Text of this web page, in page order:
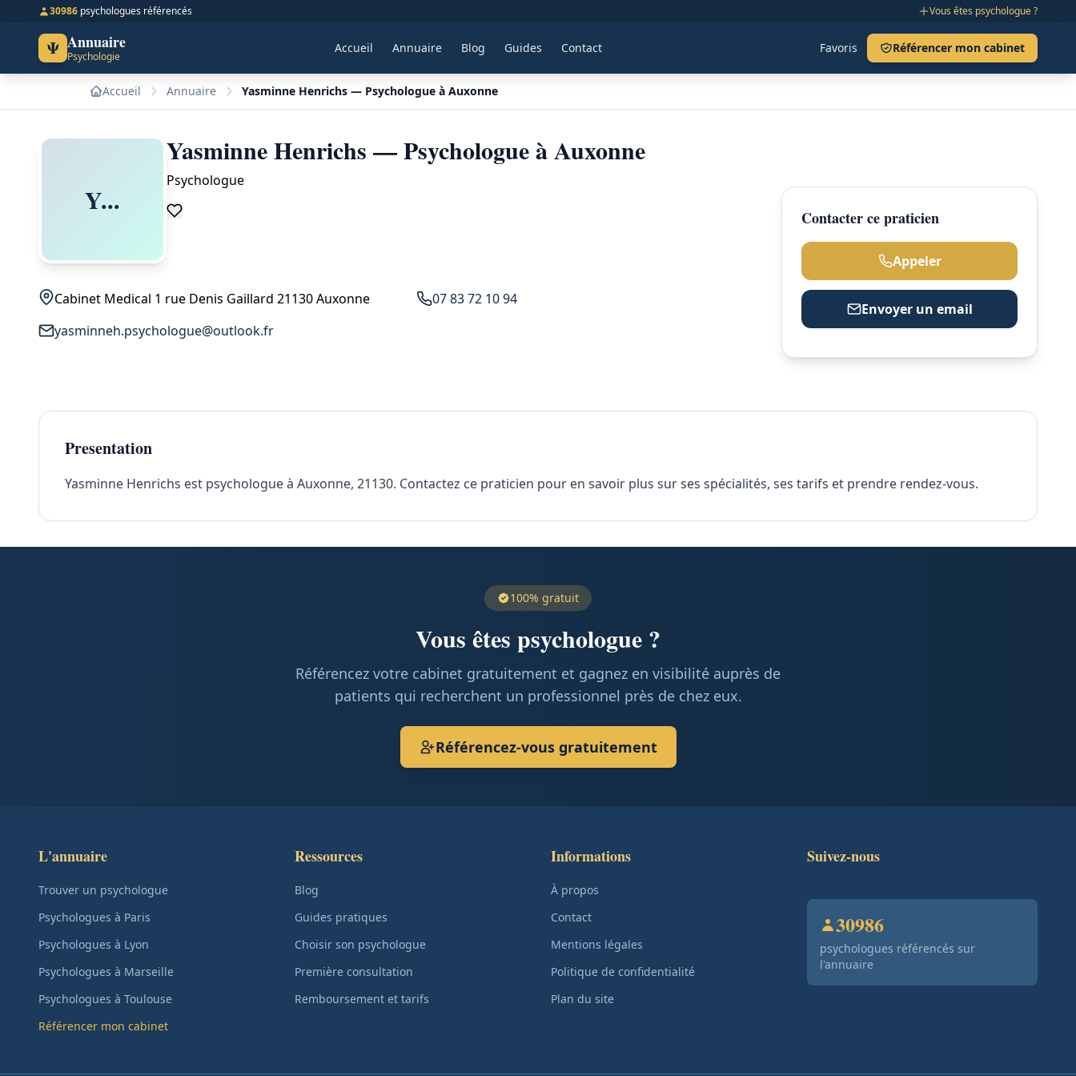
30986 psychologues référencés Vous êtes psychologue ?
Ψ Annuaire
Psychologie
Accueil Annuaire Blog Guides Contact Favoris Référencer mon cabinet
Accueil Annuaire Yasminne Henrichs — Psychologue à Auxonne
Y...
Yasminne Henrichs — Psychologue à Auxonne
Psychologue
Cabinet Medical 1 rue Denis Gaillard 21130 Auxonne
07 83 72 10 94
yasminneh.psychologue@outlook.fr
Contacter ce praticien
Appeler
Envoyer un email
Presentation
Yasminne Henrichs est psychologue à Auxonne, 21130. Contactez ce praticien pour en savoir plus sur ses spécialités, ses tarifs et prendre rendez-vous.
100% gratuit
Vous êtes psychologue ?
Référencez votre cabinet gratuitement et gagnez en visibilité auprès de
patients qui recherchent un professionnel près de chez eux.
Référencez-vous gratuitement
L'annuaire
Trouver un psychologue
Psychologues à Paris
Psychologues à Lyon
Psychologues à Marseille
Psychologues à Toulouse
Référencer mon cabinet
Ressources
Blog
Guides pratiques
Choisir son psychologue
Première consultation
Remboursement et tarifs
Informations
À propos
Contact
Mentions légales
Politique de confidentialité
Plan du site
Suivez-nous
30986
psychologues référencés sur
l'annuaire